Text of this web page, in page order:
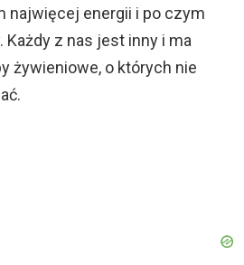
najwięcej energii i po czym
z nas jest inny i ma
żywieniowe, o których nie